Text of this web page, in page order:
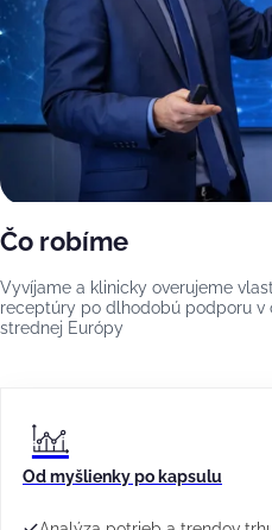
Čo robíme
Vyvíjame a klinicky overujeme
receptúry po dlhodobú podporu v
strednej Európy
Od myšlienky po kapsulu